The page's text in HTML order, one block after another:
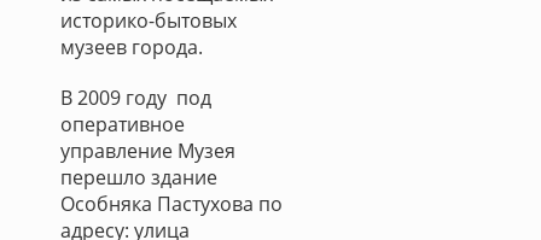
историко-бытовых
музеев города.
В 2009 году под
оперативное
управление Музея
перешло здание
Особняка Пастухова по
адресу: улица